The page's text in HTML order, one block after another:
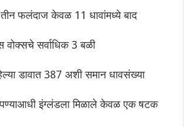
फलंदाज केवळ 11 धावांमध्ये बाद
वोक्सचे सर्वाधिक 3 बळी
डावात 387 अशी समान धावसंख्या
इंग्लंडला मिळाले केवळ एक षटक